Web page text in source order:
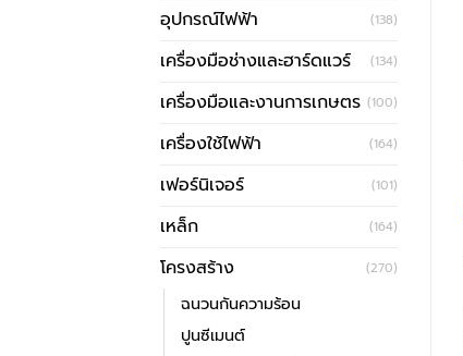
อุปกรณ์ไฟฟ้า (138)
เครื่องมือช่างและฮาร์ดแวร์ (134)
เครื่องมือและงานการเกษตร (100)
เครื่องใช้ไฟฟ้า (164)
เฟอร์นิเจอร์ (101)
เหล็ก (164)
โครงสร้าง (270)
ฉนวนกันความร้อน
ปูนซีเมนต์